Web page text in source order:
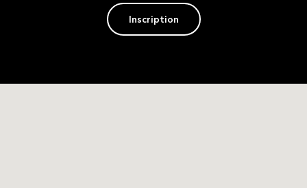
Inscription